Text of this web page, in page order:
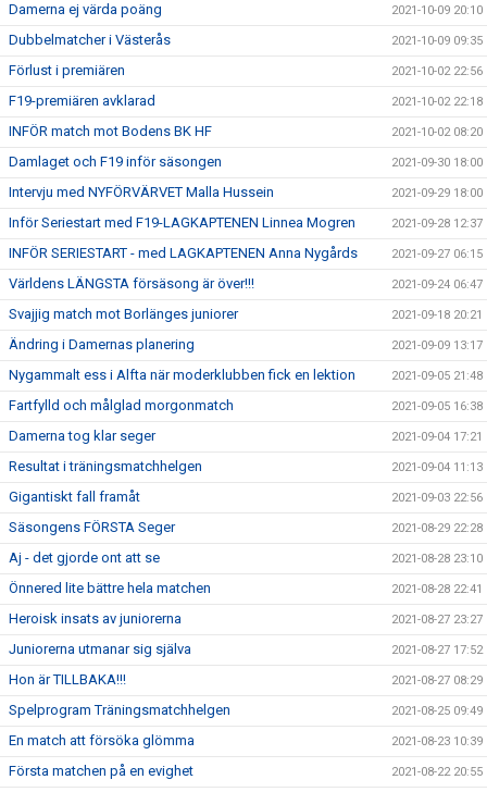
Damerna ej värda poäng 2021-10-09 20:10
Dubbelmatcher i Västerås 2021-10-09 09:35
Förlust i premiären 2021-10-02 22:56
F19-premiären avklarad 2021-10-02 22:18
INFÖR match mot Bodens BK HF 2021-10-02 08:20
Damlaget och F19 inför säsongen 2021-09-30 18:00
Intervju med NYFÖRVÄRVET Malla Hussein 2021-09-29 18:00
Inför Seriestart med F19-LAGKAPTENEN Linnea Mogren 2021-09-28 12:37
INFÖR SERIESTART - med LAGKAPTENEN Anna Nygårds 2021-09-27 06:15
Världens LÄNGSTA försäsong är över!!! 2021-09-24 06:47
Svajjig match mot Borlänges juniorer 2021-09-18 20:21
Ändring i Damernas planering 2021-09-09 13:17
Nygammalt ess i Alfta när moderklubben fick en lektion 2021-09-05 21:48
Fartfylld och målglad morgonmatch 2021-09-05 16:38
Damerna tog klar seger 2021-09-04 17:21
Resultat i träningsmatchhelgen 2021-09-04 11:13
Gigantiskt fall framåt 2021-09-03 22:56
Säsongens FÖRSTA Seger 2021-08-29 22:28
Aj - det gjorde ont att se 2021-08-28 23:10
Önnered lite bättre hela matchen 2021-08-28 22:41
Heroisk insats av juniorerna 2021-08-27 23:27
Juniorerna utmanar sig själva 2021-08-27 17:52
Hon är TILLBAKA!!! 2021-08-27 08:29
Spelprogram Träningsmatchhelgen 2021-08-25 09:49
En match att försöka glömma 2021-08-23 10:39
Första matchen på en evighet 2021-08-22 20:55